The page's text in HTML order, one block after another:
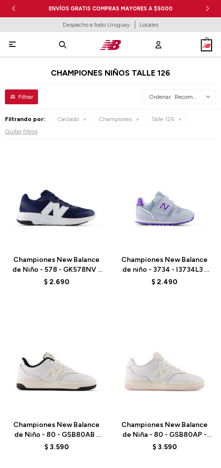
ENVÍOS GRATIS COMPRAS MAYORES A $5000
Despacho a todo Uruguay Locales

CHAMPIONES NIÑOS TALLE 126
Recomendados
Filtrando por: Calzado Championes
Talle 126
Quitar filtros
Championes New Balance
de Niño - 578 - GK578NV -
BLUE/WHITE
$ 2.690
Championes New Balance
de niño - 3734 - I3734L3 -
BLUE
$ 2.490
Championes New Balance
de Niño - 80 - GSB80AB -
ELD
$ 3.590
Championes New Balance
de Niña - 80 - GSB80AP -
SEA SALT
$ 3.590